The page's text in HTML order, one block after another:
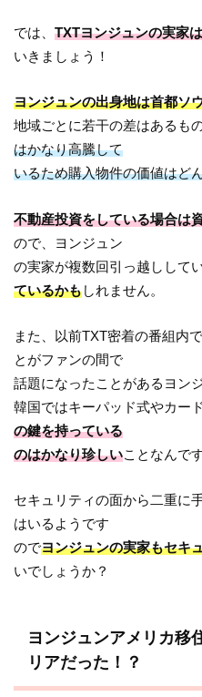
では、TXTヨンジュンの実家
いきましょう！
ヨンジュンの出身地は首都ソ
地域ごとに若干の差はあるも
はかなり高騰して
いるため購入物件の価値はど
不動産投資をしている場合は
ので、ヨンジュン
の実家が複数回引っ越しして
ているかもしれません。
また、以前TXT密着の番組内
とがファンの間で
話題になったことがあるヨンジ
韓国ではキーパッド式やカー
の鍵を持っている
のはかなり珍しいことなんです
セキュリティの面から二重に
はいるようです
のでヨンジュンの実家もセキ
いでしょうか？
ヨンジュンアメリカ移
リアだった！？